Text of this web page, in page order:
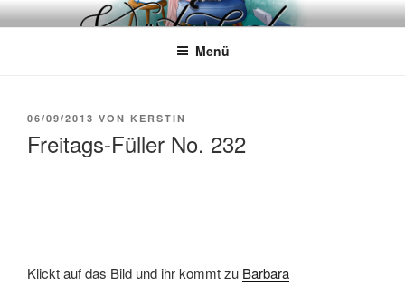
Zum
InhaltWÖRTERKATZE
Von Büchern erzählen
Menü
VERÖFFENTLICHT
06/09/2013 VON KERSTIN
Freitags-Füller No. 232
Klickt auf das Bild und ihr kommt zu Barbara